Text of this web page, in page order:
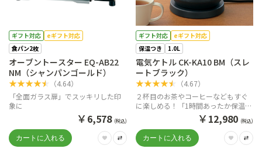
ギフト対応
eギフト対応
食パン2枚
オーブントースター EQ-AB22
NM（シャンパンゴールド）
★★★★★ （4.64）
「全面ガラス扉」でスッキリした印
象に
￥6,578 (税込)
ギフト対応
eギフト対応
保温つき
1.0L
電気ケトル CK-KA10 BM（スレ
ートブラック）
★★★★★ （4.67）
２杯目のお茶やコーヒーなどもすぐ
に楽しめる！「1時間あったか保温」
￥12,980 (税込)